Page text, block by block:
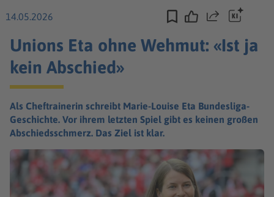
14.05.2026 Teilen
Unions Eta ohne Wehmut: «Ist ja
kein Abschied»
Als Cheftrainerin schreibt Marie-Louise Eta Bundesliga-
Geschichte. Vor ihrem letzten Spiel gibt es keinen großen
Abschiedsschmerz. Das Ziel ist klar.